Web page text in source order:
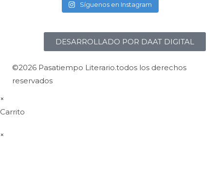
Síguenos en Instagram
©2026 Pasatiempo Literario.todos los derechos
reservados
DESARROLLADO POR DAAT DIGITAL
×
Carrito
×